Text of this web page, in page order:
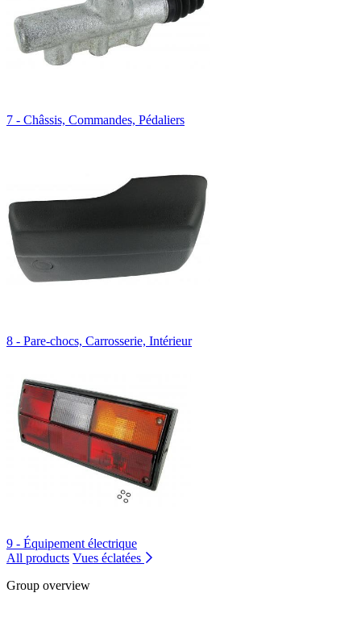
7 - Châssis, Commandes, Pédaliers
8 - Pare-chocs, Carrosserie, Intérieur
9 - Équipement électrique
All products Vues éclatées
Group overview